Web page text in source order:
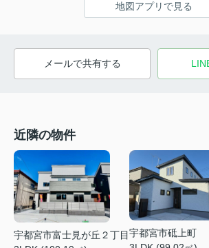
地図アプリで見る
メールで共有する
近隣の物件
宇都宮市富士見が丘２丁目宇都宮市砥上町